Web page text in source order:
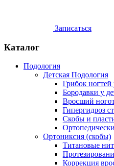
Записаться
Каталог
Подология
Детская Подология
Грибок ногтей
Бородавки у
Вросший
Гипергидроз
Скобы и
Ортониксия (скобы)
Титановые
Коррекция